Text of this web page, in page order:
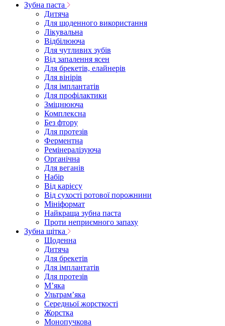
Зубна паста
Дитяча
Для щоденного використання
Лікувальна
Відбілююча
Для чутливих зубів
Від запалення ясен
Для брекетів, елайнерів
Для вінірів
Для імплантатів
Для профілактики
Зміцнююча
Комплексна
Без фтору
Для протезів
Ферментна
Ремінералізуюча
Органічна
Для веганів
Набір
Від карієсу
Від сухості ротової порожнини
Мініформат
Найкраща зубна паста
Проти неприємного запаху
Зубна щітка
Щоденна
Дитяча
Для брекетів
Для імплантатів
Для протезів
Мʼяка
Ультрамʼяка
Середньої жорсткості
Жорстка
Монопучкова